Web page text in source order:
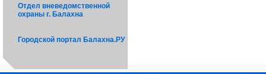
Отдел вневедомственной
охраны г. Балахна
Городской портал Балахна.РУ